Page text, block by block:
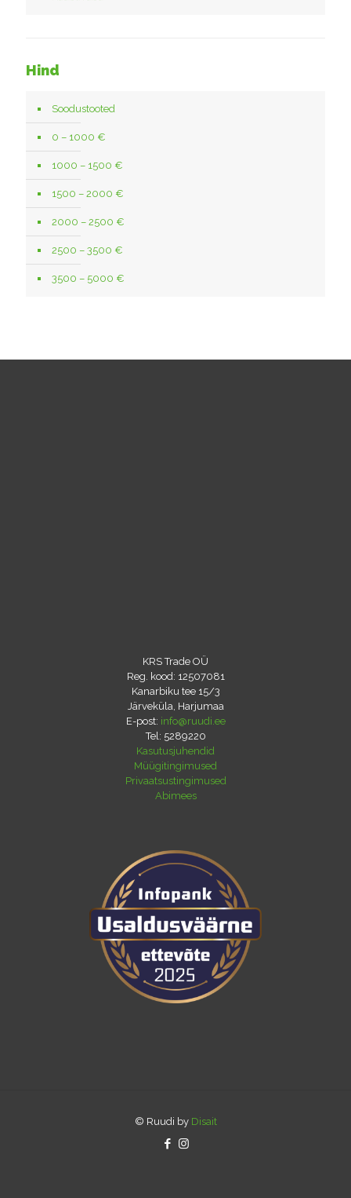
Hind
Soodustooted
0 – 1000 €
1000 – 1500 €
1500 – 2000 €
2000 – 2500 €
2500 – 3500 €
3500 – 5000 €
KRS Trade OÜ
Reg. kood: 12507081
Kanarbiku tee 15/3
Järveküla, Harjumaa
E-post: info@ruudi.ee
Tel: 5289220
Kasutusjuhendid
Müügitingimused
Privaatsustingimused
Abimees
© Ruudi by Disait